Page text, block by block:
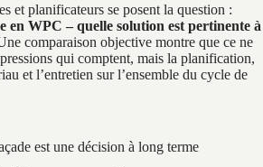
et planificateurs se posent la question :
en WPC – quelle solution est pertinente à
comparaison objective montre que ce ne
qui comptent, mais la planification,
et l’entretien sur l’ensemble du cycle de
est une décision à long terme